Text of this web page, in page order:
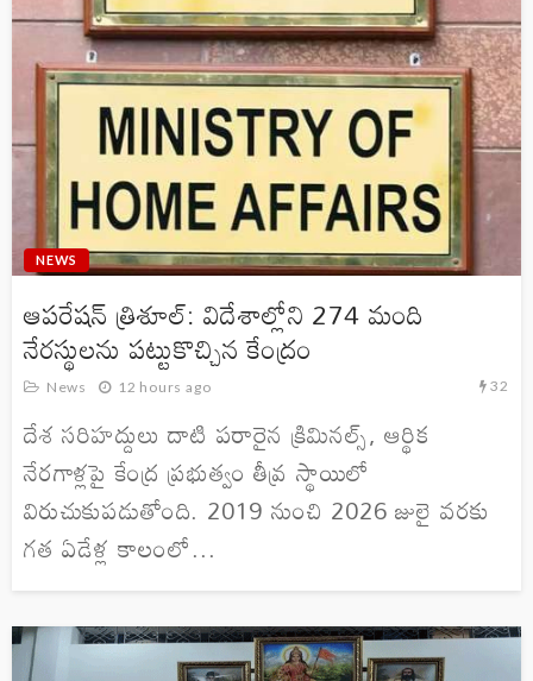
NEWS
ఆపరేషన్ త్రిశూల్: విదేశాల్లోని 274 మంది
నేరస్థులను పట్టుకొచ్చిన కేంద్రం
News 12 hours ago 32
దేశ సరిహద్దులు దాటి పరారైన క్రిమినల్స్, ఆర్థిక
నేరగాళ్లపై కేంద్ర ప్రభుత్వం తీవ్ర స్థాయిలో
విరుచుకుపడుతోంది. 2019 నుంచి 2026 జులై వరకు
గత ఏడేళ్ల కాలంలో...